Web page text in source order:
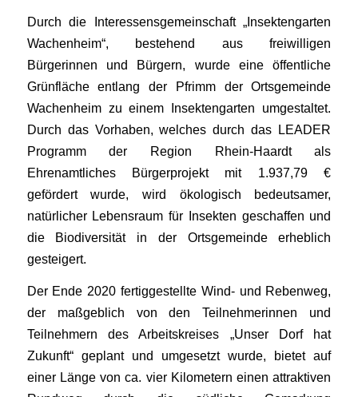
Durch die Interessensgemeinschaft „Insektengarten
Wachenheim“, bestehend aus freiwilligen
Bürgerinnen und Bürgern, wurde eine öffentliche
Grünfläche entlang der Pfrimm der Ortsgemeinde
Wachenheim zu einem Insektengarten umgestaltet.
Durch das Vorhaben, welches durch das LEADER
Programm der Region Rhein-Haardt als
Ehrenamtliches Bürgerprojekt mit 1.937,79 €
gefördert wurde, wird ökologisch bedeutsamer,
natürlicher Lebensraum für Insekten geschaffen und
die Biodiversität in der Ortsgemeinde erheblich
gesteigert.
Der Ende 2020 fertiggestellte Wind- und Rebenweg,
der maßgeblich von den Teilnehmerinnen und
Teilnehmern des Arbeitskreises „Unser Dorf hat
Zukunft“ geplant und umgesetzt wurde, bietet auf
einer Länge von ca. vier Kilometern einen attraktiven